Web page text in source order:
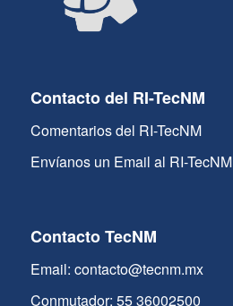
Contacto del RI-TecNM
Comentarios del RI-TecNM
Envíanos un Email al RI-TecNM
Contacto TecNM
Email: contacto@tecnm.mx
Conmutador: 55 36002500